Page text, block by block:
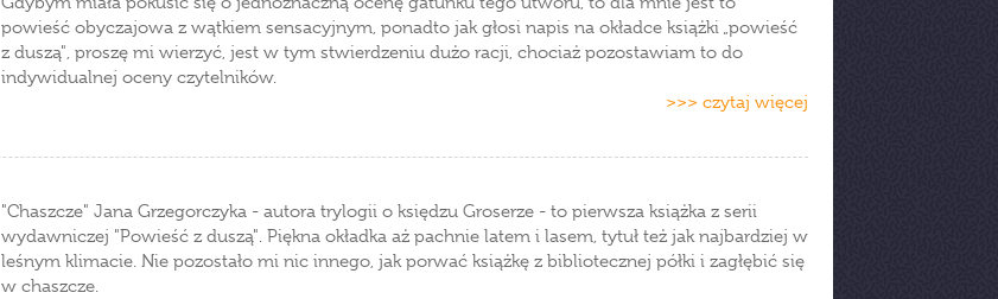
powieść obyczajowa z wątkiem sensacyjnym, ponadto jak głosi napis na okładce książki „powieść
z duszą", proszę mi wierzyć, jest w tym stwierdzeniu dużo racji, chociaż pozostawiam to do
indywidualnej oceny czytelników.
>>> czytaj więcej
"Chaszcze" Jana Grzegorczyka - autora trylogii o księdzu Groserze - to pierwsza książka z serii
wydawniczej "Powieść z duszą". Piękna okładka aż pachnie latem i lasem, tytuł też jak najbardziej w
leśnym klimacie. Nie pozostało mi nic innego, jak porwać książkę z bibliotecznej półki i zagłębić się
w chaszcze.